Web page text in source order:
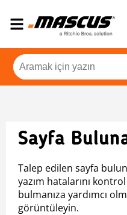
Sayfa
Talep edilen sayfa
yazım hatalarını kontrol
bulmanıza yardımcı
görüntüleyin.